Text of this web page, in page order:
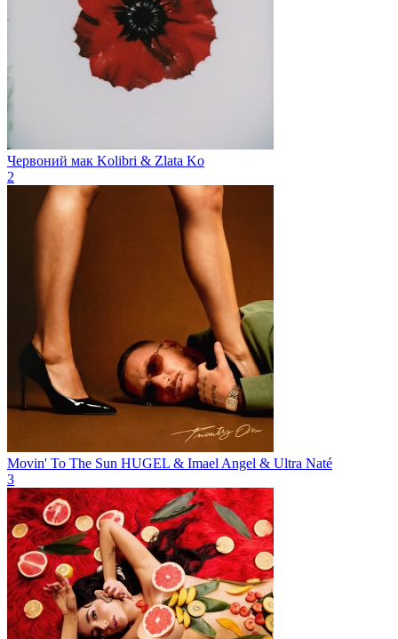
Червоний мак Kolibri & Zlata Ko
2
Movin' To The Sun HUGEL & Imael Angel & Ultra Naté
3